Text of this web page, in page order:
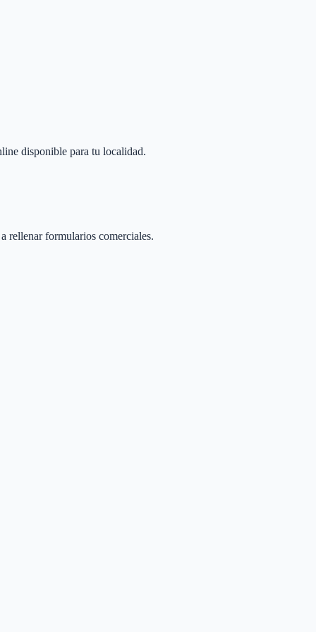
disponible para tu localidad.
rellenar formularios comerciales.